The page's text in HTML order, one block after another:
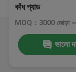
কাঁধ প্যাড
ভালো